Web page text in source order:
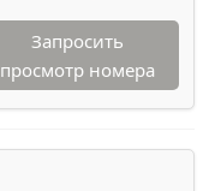
Запросить
просмотр номера